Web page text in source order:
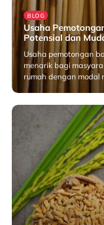
BLOG
Usaha
Potensial dan
Usaha pemotongan
menarik bagi
rumah dengan modal